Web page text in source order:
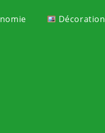
Décoration